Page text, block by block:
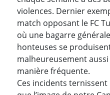
violences. Dernier
match opposant le FC
où une bagarre
honteuses se
malheureusement
manière fréquente.
Ces incidents